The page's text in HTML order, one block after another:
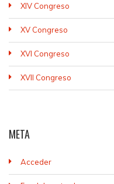
XIV Congreso
XV Congreso
XVI Congreso
XVII Congreso
META
Acceder